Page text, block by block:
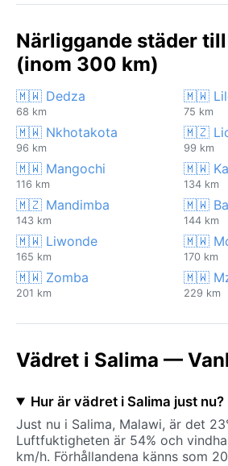
Närliggande städer
(inom 300 km)
🇲🇼 Dedza
68 km
🇲🇼
75 km
🇲🇼 Nkhotakota
96 km
🇲🇿
99 km
🇲🇼 Mangochi
116 km
🇲🇼
134 km
🇲🇿 Mandimba
143 km
🇲🇼
144 km
🇲🇼 Liwonde
165 km
🇲🇼
170 km
🇲🇼 Zomba
201 km
🇲🇼
229 km
Vädret i Salima —
Hur är vädret i Salima just nu?
Just nu i Salima, Malawi, är det
Luftfuktigheten är 54% och
km/h. Förhållandena känns som